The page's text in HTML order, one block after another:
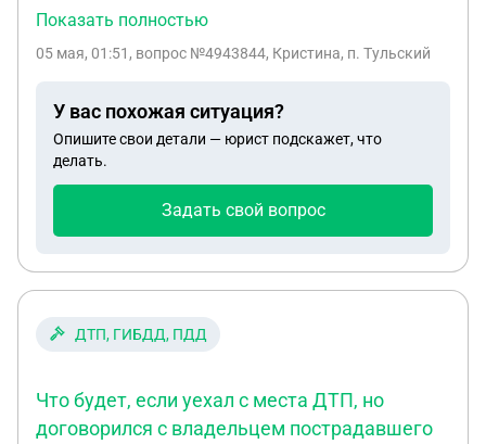
оплатила, то есть у меня висел неоплаченный
заставила писать заявление, что я добровольно
потребовали отдать его как вещдок, и хотят мне
приписать статью за мошенничестао. Я сразу
сказала что готова оплатить товар, они сказали
еще будет суд и сказали мне будет штраф и
валдберис забрал заявление после оплаты
компенсирую моральный вред, это возможно?
Показать полностью
05 мая, 01:51 , вопрос №4943844, Кристина, п. Тульский
У вас похожая ситуация?
Опишите свои детали — юрист подскажет, что
делать.
Задать свой вопрос
ДТП, ГИБДД, ПДД
Что будет, если уехал с места ДТП, но
договорился с владельцем пострадавшего